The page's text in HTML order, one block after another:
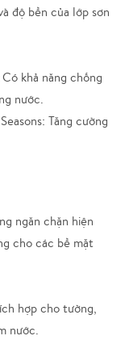
độ bền của lớp sơn
Có khả năng chống
nước.
Tăng cường
ngăn chặn hiện
cho các bề mặt
hợp cho tường,
nước.